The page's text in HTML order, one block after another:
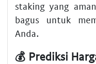
staking yang
bagus untuk
Anda.
💰 Prediksi